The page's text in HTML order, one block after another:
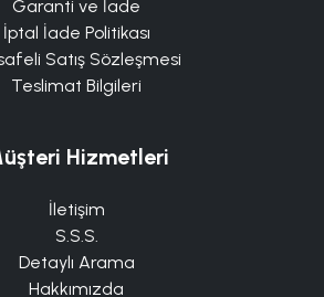
Garanti ve İade
İptal İade Politikası
Satış Sözleşmesi
Teslimat Bilgileri
Hizmetleri
İletişim
S.S.S.
Detaylı Arama
Hakkımızda